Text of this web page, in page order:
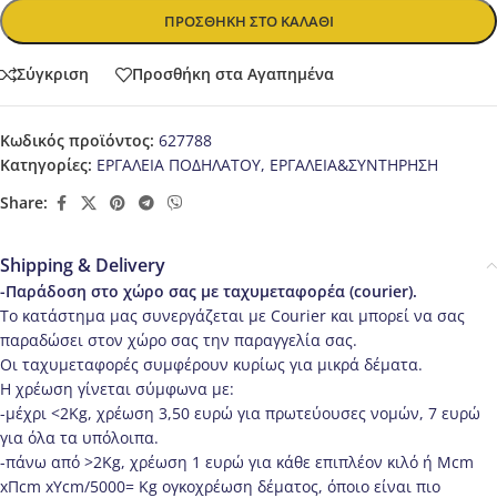
ΠΡΟΣΘΉΚΗ ΣΤΟ ΚΑΛΆΘΙ
Σύγκριση Προσθήκη στα Αγαπημένα
Κωδικός προϊόντος: 627788
Κατηγορίες: ΕΡΓΑΛΕΙΑ ΠΟΔΗΛΑΤΟΥ, ΕΡΓΑΛΕΙΑ&ΣΥΝΤΗΡΗΣΗ
Share:
Shipping & Delivery
-Παράδοση στο χώρο σας με ταχυμεταφορέα (courier).
Το κατάστημα μας συνεργάζεται με Courier και μπορεί να σας
παραδώσει στον χώρο σας την παραγγελία σας.
Οι ταχυμεταφορές συμφέρουν κυρίως για μικρά δέματα.
Η χρέωση γίνεται σύμφωνα με:
-μέχρι <2Kg, χρέωση 3,50 ευρώ για πρωτεύουσες νομών, 7 ευρώ
για όλα τα υπόλοιπα.
-πάνω από >2Κg, χρέωση 1 ευρώ για κάθε επιπλέον κιλό ή Μcm
xΠcm xΥcm/5000= Kg ογκοχρέωση δέματος, όποιο είναι πιο